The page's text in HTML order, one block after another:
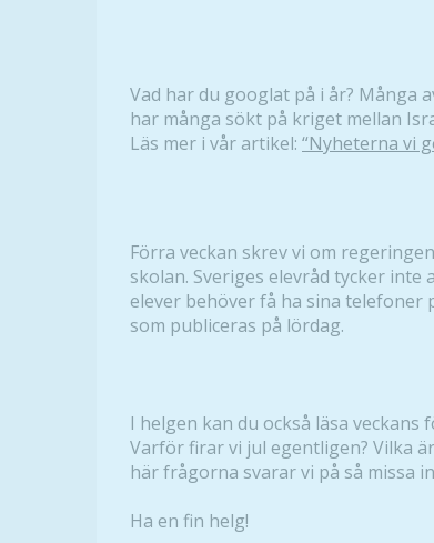
Vad har du googlat på i år? Många
har många sökt på kriget mellan
Läs mer i vår artikel: “Nyheterna vi
Förra veckan skrev vi om
skolan. Sveriges elevråd tycker
elever behöver få ha sina telefoner
som publiceras på lördag.
I helgen kan du också läsa
Varför firar vi jul egentligen? Vilka
här frågorna svarar vi på så missa
Ha en fin helg!